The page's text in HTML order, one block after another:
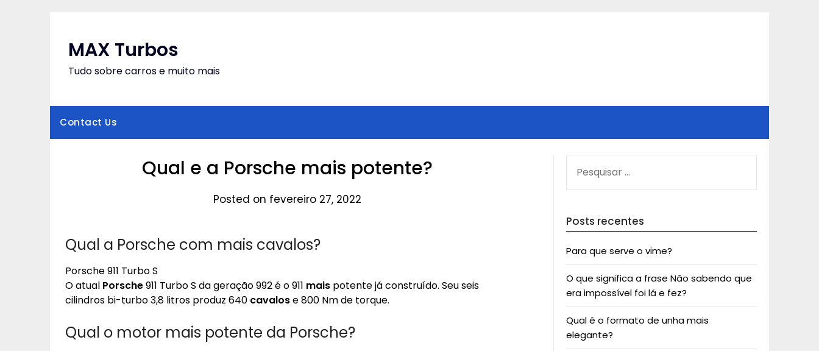
MAX Turbos
Tudo sobre carros e muito mais
Contact Us
Qual e a Porsche mais potente?
Posted on fevereiro 27, 2022
Qual a Porsche com mais cavalos?
Porsche 911 Turbo S
O atual Porsche911 Turbo S da geração 992 é o 911 mais potente já construído. Seu seis
cilindros bi-turbo 3,8 litros produz 640 cavalose 800 Nm de torque.
Qual o motor mais potente da Porsche?
POR:
Posts recentes
Para que serve o vime?
O que significa a frase Não sabendo que
era impossível foi lá e fez?
Qual é o formato de unha mais
elegante?